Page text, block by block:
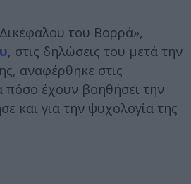
του Βορρά»,
, στις δηλώσεις του μετά την
αναφέρθηκε στις
πόσο έχουν βοηθήσει την
και για την ψυχολογία της